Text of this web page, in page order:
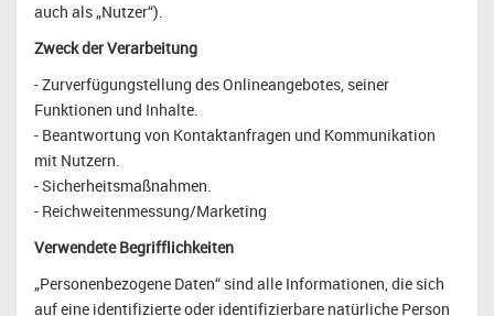
auch als „Nutzer“).
Zweck der Verarbeitung
- Zurverfügungstellung des Onlineangebotes, seiner
Funktionen und Inhalte.
- Beantwortung von Kontaktanfragen und Kommunikation
mit Nutzern.
- Sicherheitsmaßnahmen.
- Reichweitenmessung/Marketing
Verwendete Begrifflichkeiten
„Personenbezogene Daten“ sind alle Informationen, die sich
auf eine identifizierte oder identifizierbare natürliche Person